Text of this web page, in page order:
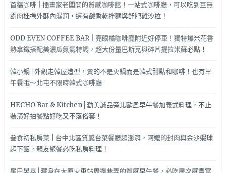
首稿咖啡 | 插畫家老闆開的質感咖啡館！一站式咖啡廳，可以吃到巨無
霸肉桂捲外酥內濕潤，還有鹹香乾拌麵與舒肥雞沙拉！
ODD EVEN COFFEE BAR | 亮眼橘咖啡廳附近好停車！獨特爆米花香
熱拿鐵搭配美濃瓜氮氣特調，超大份量巴斯克與碎片提拉米蘇必點！
韓小鍋│外觀走韓屋造型，賣的不是火鍋而是韓式甜點和咖啡！也有早
午餐哦～北屯不限時韓式咖啡廳
HECHO Bar & Kitchen│勤美誠品旁北歐風早午餐加義式料理，不止
裝潢好拍餐點好吃又不落俗套！
叁食初私房菜 | 台中北區質感台菜餐廳超澎湃，阿嬤的封肉與金沙蝦球
超下飯，親友聚餐必吃私房料理！